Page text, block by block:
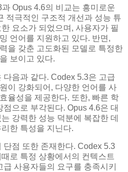
Opus 4.6의 비교는 흥미로운
적극적인 구조적 개선과 성능 튜
요소가 되었으며, 사용자가 필
언어를 지원하고 있다. 반면,
을 갖춘 고도화된 모델로 특정한
보이고 있다.
다음과 같다. Codex 5.3은 고급
이 강화되어, 다양한 언어를 사
율성을 제공한다. 또한, 빠른 학
으로 부각된다. Opus 4.6은 대
강력한 성능 덕분에 복잡한 데
한 특성을 지닌다.
단점 또한 존재한다. Codex 5.3
로 특정 상황에서의 컨텍스트
사용자들의 요구를 충족시키